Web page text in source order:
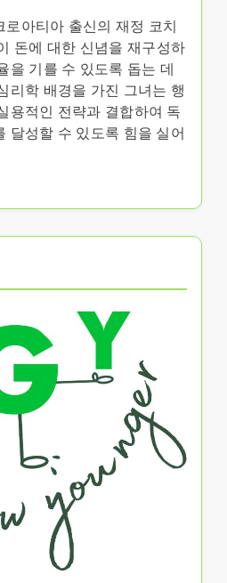
아티아 출신의 재정 코치
돈에 대한 신념을 재구성하
을 기를 수 있도록 돕는 데
리학 배경을 가진 그녀는 행
용적인 전략과 결합하여 독
달성할 수 있도록 힘을 실어